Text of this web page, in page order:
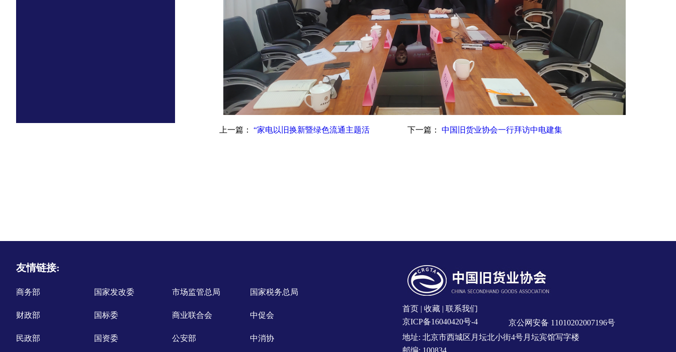
上一篇： “家电以旧换新暨绿色流通主题活 下一篇： 中国旧货业协会一行拜访中电建集
友情链接:
商务部 国家发改委 市场监管总局 国家税务总局
财政部 国标委 商业联合会 中促会
民政部 国资委 公安部 中消协
首页 | 收藏 | 联系我们
京ICP备16040420号-4
京公网安备 11010202007196号
地址: 北京市西城区月坛北小街4号月坛宾馆写字楼
邮编: 100834